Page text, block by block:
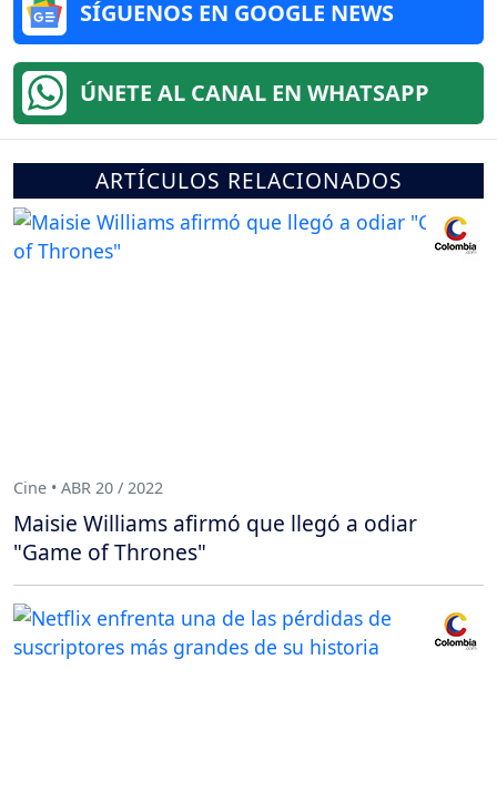
SÍGUENOS EN GOOGLE NEWS
ÚNETE AL CANAL EN WHATSAPP
ARTÍCULOS RELACIONADOS
Cine • ABR 20 / 2022
Maisie Williams afirmó que llegó a odiar
"Game of Thrones"